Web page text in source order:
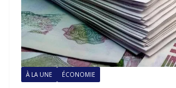
À LA UNE ÉCONOMIE